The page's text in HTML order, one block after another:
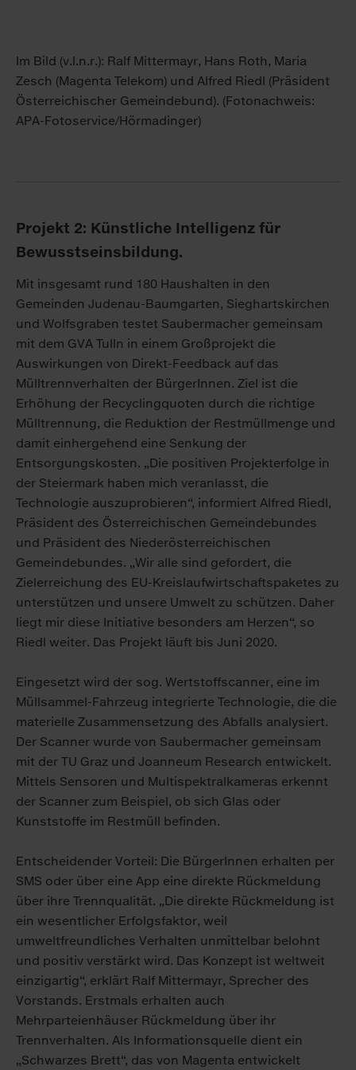
Im Bild (v.l.n.r.): Ralf Mittermayr, Hans Roth, Maria
Zesch (Magenta Telekom) und Alfred Riedl (Präsident
Österreichischer Gemeindebund). (Fotonachweis:
APA-Fotoservice/Hörmadinger)
Projekt 2: Künstliche Intelligenz für
Bewusstseinsbildung.
Mit insgesamt rund 180 Haushalten in den
Gemeinden Judenau-Baumgarten, Sieghartskirchen
und Wolfsgraben testet Saubermacher gemeinsam
mit dem GVA Tulln in einem Großprojekt die
Auswirkungen von Direkt-Feedback auf das
Mülltrennverhalten der BürgerInnen. Ziel ist die
Erhöhung der Recyclingquoten durch die richtige
Mülltrennung, die Reduktion der Restmüllmenge und
damit einhergehend eine Senkung der
Entsorgungskosten. „Die positiven Projekterfolge in
der Steiermark haben mich veranlasst, die
Technologie auszuprobieren“, informiert Alfred Riedl,
Präsident des Österreichischen Gemeindebundes
und Präsident des Niederösterreichischen
Gemeindebundes. „Wir alle sind gefordert, die
Zielerreichung des EU-Kreislaufwirtschaftspaketes zu
unterstützen und unsere Umwelt zu schützen. Daher
liegt mir diese Initiative besonders am Herzen“, so
Riedl weiter. Das Projekt läuft bis Juni 2020.
Eingesetzt wird der sog. Wertstoffscanner, eine im
Müllsammel-Fahrzeug integrierte Technologie, die die
materielle Zusammensetzung des Abfalls analysiert.
Der Scanner wurde von Saubermacher gemeinsam
mit der TU Graz und Joanneum Research entwickelt.
Mittels Sensoren und Multispektralkameras erkennt
der Scanner zum Beispiel, ob sich Glas oder
Kunststoffe im Restmüll befinden.
Entscheidender Vorteil: Die BürgerInnen erhalten per
SMS oder über eine App eine direkte Rückmeldung
über ihre Trennqualität. „Die direkte Rückmeldung ist
ein wesentlicher Erfolgsfaktor, weil
umweltfreundliches Verhalten unmittelbar belohnt
und positiv verstärkt wird. Das Konzept ist weltweit
einzigartig“, erklärt Ralf Mittermayr, Sprecher des
Vorstands. Erstmals erhalten auch
Mehrparteienhäuser Rückmeldung über ihr
Trennverhalten. Als Informationsquelle dient ein
„Schwarzes Brett“, das von Magenta entwickelt